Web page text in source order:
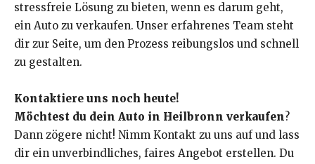
stressfreie Lösung zu bieten, wenn es darum geht,
ein Auto zu verkaufen. Unser erfahrenes Team steht
dir zur Seite, um den Prozess reibungslos und schnell
zu gestalten.
Kontaktiere uns noch heute!
Möchtest du dein Auto in Heilbronn verkaufen?
Dann zögere nicht! Nimm Kontakt zu uns auf und lass
dir ein unverbindliches, faires Angebot erstellen. Du